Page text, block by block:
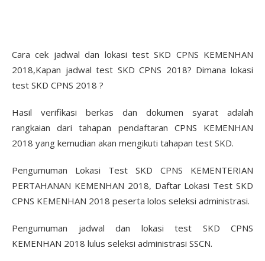
Cara cek jadwal dan lokasi test SKD CPNS KEMENHAN
2018,Kapan jadwal test SKD CPNS 2018? Dimana lokasi
test SKD CPNS 2018 ?
Hasil verifikasi berkas dan dokumen syarat adalah
rangkaian dari tahapan pendaftaran CPNS KEMENHAN
2018 yang kemudian akan mengikuti tahapan test SKD.
Pengumuman Lokasi Test SKD CPNS KEMENTERIAN
PERTAHANAN KEMENHAN 2018, Daftar Lokasi Test SKD
CPNS KEMENHAN 2018 peserta lolos seleksi administrasi.
Pengumuman jadwal dan lokasi test SKD CPNS
KEMENHAN 2018 lulus seleksi administrasi SSCN.